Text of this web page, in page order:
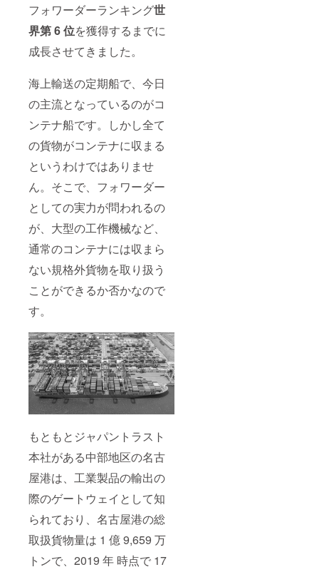
フォワーダーランキング世
界第 6 位を獲得するまでに
成⻑させてきました。
海上輸送の定期船で、今⽇
の主流となっているのがコ
ンテナ船です。しかし全て
の貨物がコンテナに収まる
というわけではありませ
ん。そこで、フォワーダー
としての実⼒が問われるの
が、⼤型の⼯作機械など、
通常のコンテナには収まら
ない規格外貨物を取り扱う
ことができるか否かなので
す。
もともとジャパントラスト
本社がある中部地区の名古
屋港は、⼯業製品の輸出の
際のゲートウェイとして知
られており、名古屋港の総
取扱貨物量は 1 億 9,659 万
トンで、2019 年 時点で 17